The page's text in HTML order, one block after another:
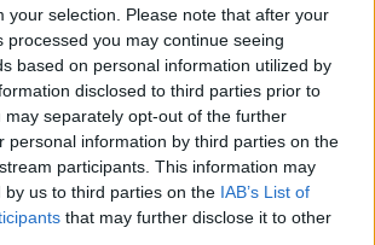
your selection. Please note that after your
processed you may continue seeing
based on personal information utilized by
disclosed to third parties prior to
may separately opt-out of the further
personal information by third parties on the
participants. This information may
by us to third parties on the IAB’s List of
that may further disclose it to other
Volkswagen punta a rendere sempre più
l’esperienza digitale in auto, coniugando
e un pizzico di nostalgia.
LinkedIn Facebook